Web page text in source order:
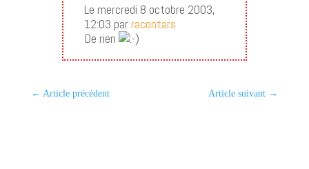
Le mercredi 8 octobre 2003,
12:03 parracontars
De rien
← Article précédent Article suivant →